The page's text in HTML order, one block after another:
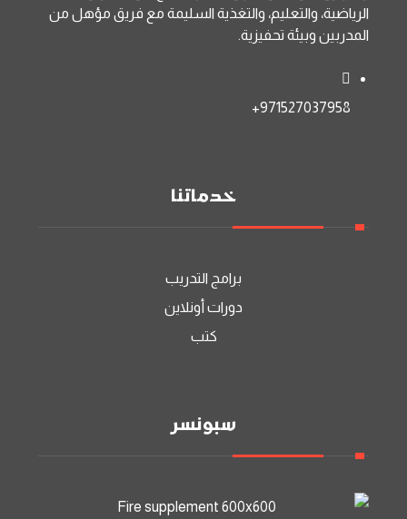
الرياضية، والتعليم، والتغذية السليمة مع فريق مؤهل من
المدربين وبيئة تحفيزية.
971527037958+
خدماتنا
برامج التدريب
دورات أونلاين
كتب
سبونسر